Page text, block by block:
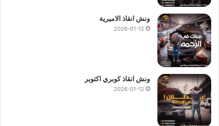
ونش انقاذ الاميرية
2026-01-12
ونش انقاذ كوبري اكتوبر
2026-01-12